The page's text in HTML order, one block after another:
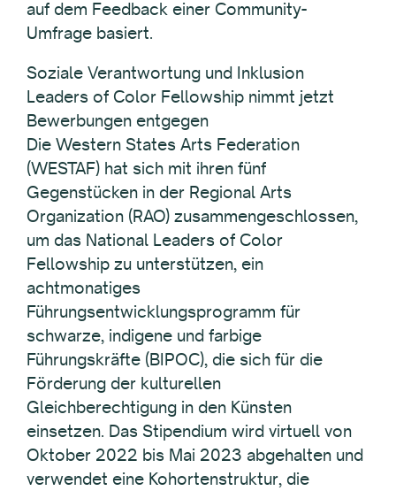
auf dem Feedback einer Community-
Umfrage basiert.
Soziale Verantwortung und Inklusion
Leaders of Color Fellowship nimmt jetzt
Bewerbungen entgegen
Die Western States Arts Federation
(WESTAF) hat sich mit ihren fünf
Gegenstücken in der Regional Arts
Organization (RAO) zusammengeschlossen,
um das National Leaders of Color
Fellowship zu unterstützen, ein
achtmonatiges
Führungsentwicklungsprogramm für
schwarze, indigene und farbige
Führungskräfte (BIPOC), die sich für die
Förderung der kulturellen
Gleichberechtigung in den Künsten
einsetzen. Das Stipendium wird virtuell von
Oktober 2022 bis Mai 2023 abgehalten und
verwendet eine Kohortenstruktur, die